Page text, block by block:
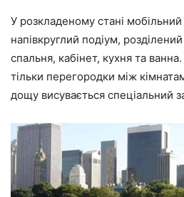
У розкладеному стані
напівкруглий подіум, розділений
спальня, кабінет, кухня та ванна.
тільки перегородки між
дощу висувається спеціальний